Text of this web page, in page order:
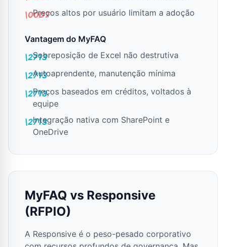
Preços altos por usuário limitam a adoção
Vantagem do MyFAQ
Sobreposição de Excel não destrutiva
Autoaprendente, manutenção mínima
Preços baseados em créditos, voltados à
equipe
Integração nativa com SharePoint e
OneDrive
MyFAQ vs Responsive
(RFPIO)
A Responsive é o peso-pesado corporativo